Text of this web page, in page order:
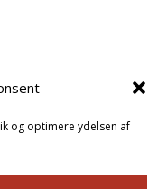
og optimere ydelsen af